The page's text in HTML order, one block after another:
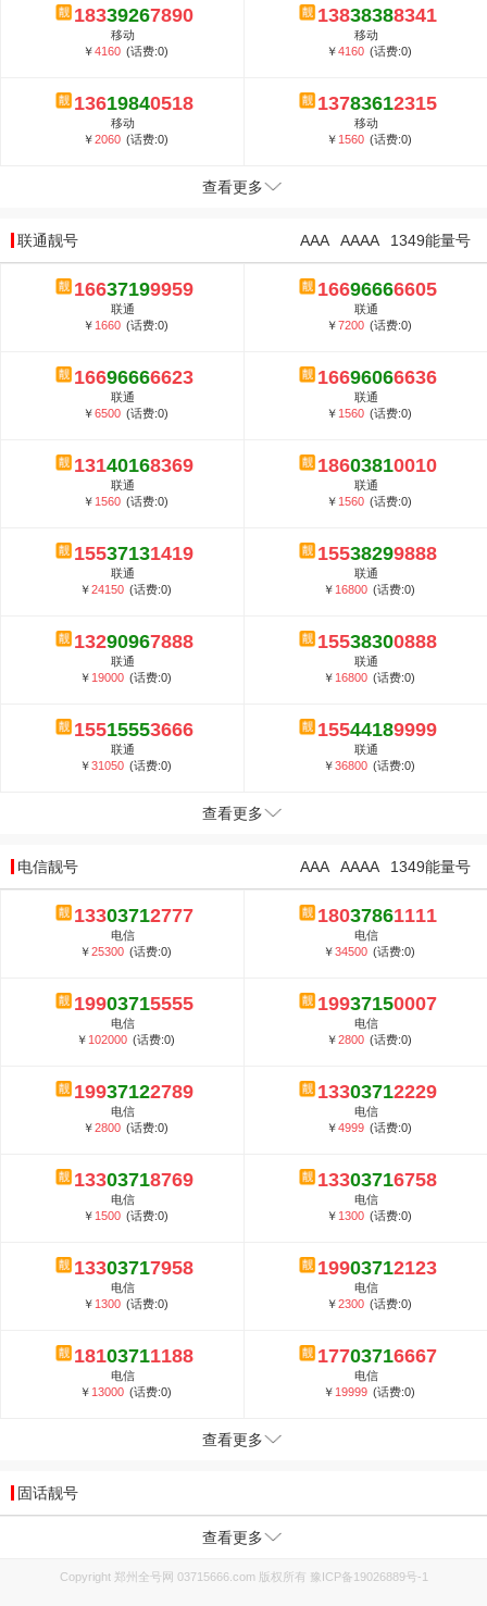
18339267890
移动
￥4160 (话费:0)
13838388341
移动
￥4160 (话费:0)
13619840518
移动
￥2060 (话费:0)
13783612315
移动
￥ 1560 (话费:0)
查看更多
联通靓号 1349能量号
AAAA
AAA
16637199959
联通
￥ 1660 (话费:0)
16696666605
联通
￥7200 (话费:0)
16696666623
联通
￥6500 (话费:0)
16696066636
联通
￥ 1560 (话费:0)
13140168369
联通
￥ 1560 (话费:0)
18603810010
联通
￥ 1560 (话费:0)
15537131419
联通
￥24150 (话费:0)
15538299888
联通
￥ 16800 (话费:0)
13290967888
联通
￥ 19000 (话费:0)
15538300888
联通
￥ 16800 (话费:0)
15515553666
联通
￥31050 (话费:0)
15544189999
联通
￥36800 (话费:0)
查看更多
电信靓号 1349能量号
AAAA
AAA
13303712777
电信
￥25300 (话费:0)
18037861111
电信
￥34500 (话费:0)
19903715555
电信
￥ 102000 (话费:0)
19937150007
电信
￥2800 (话费:0)
19937122789
电信
￥2800 (话费:0)
13303712229
电信
￥4999 (话费:0)
13303718769
电信
￥ 1500 (话费:0)
13303716758
电信
￥ 1300 (话费:0)
13303717958
电信
￥ 1300 (话费:0)
19903712123
电信
￥2300 (话费:0)
18103711188
电信
￥ 13000 (话费:0)
17703716667
电信
￥ 19999 (话费:0)
查看更多
固话靓号
查看更多
Copyright 郑州全号网 03715666.com 版权所有 豫ICP备19026889号-1